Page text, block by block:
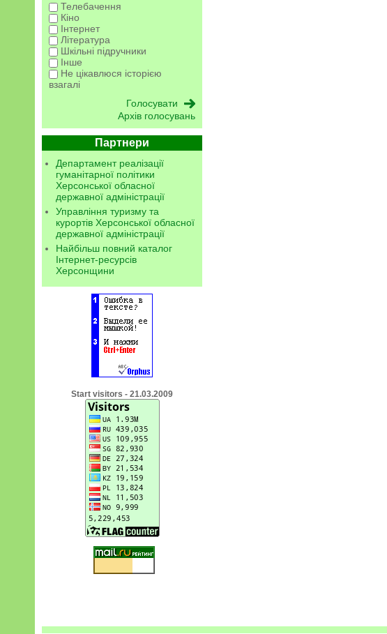
Телебачення
Кіно
Інтернет
Література
Шкільні підручники
Інше
Не цікавлюся історією
взагалі
Архів голосувань
Партнери
Департамент реалізації
гуманітарної політики
Херсонської обласної
державної адміністрації
Управління туризму та
курортів Херсонської обласної
державної адміністрації
Найбільш повний каталог
Інтернет-ресурсів
Херсонщини
Start visitors - 21.03.2009